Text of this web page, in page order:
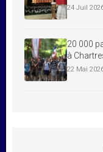
24 Juil
20 000
à
22 Mai